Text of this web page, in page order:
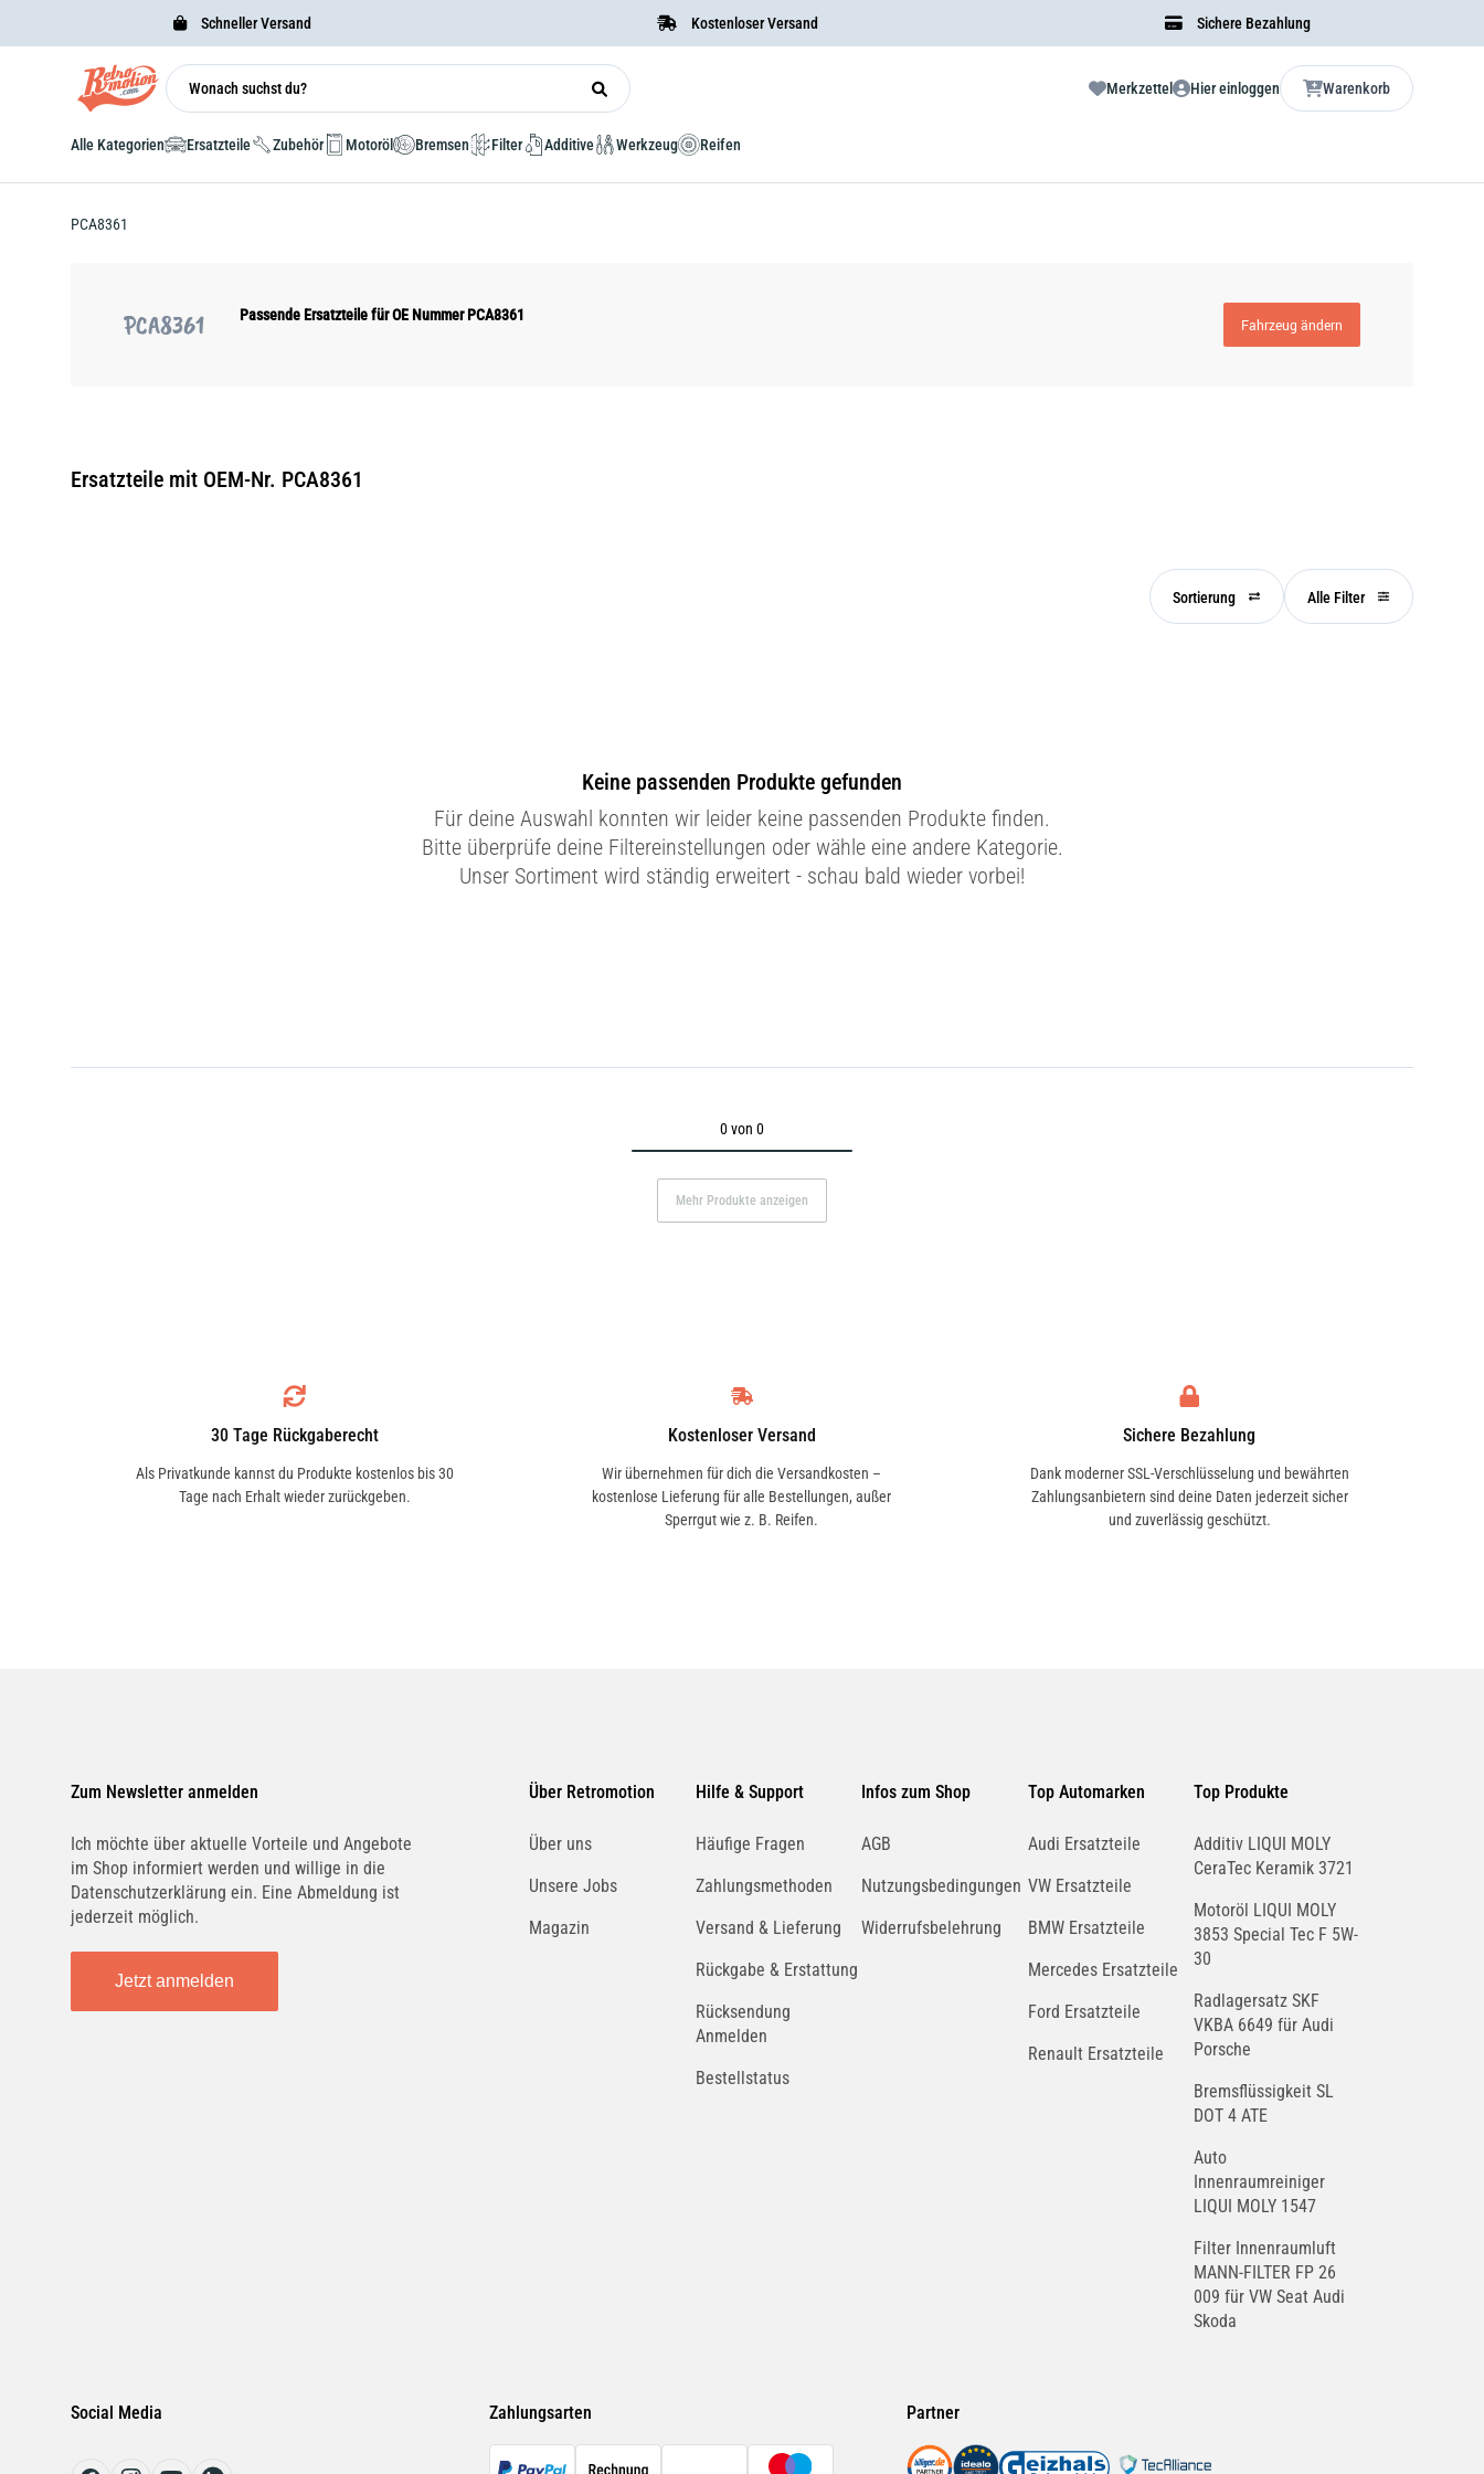
Schneller Versand Kostenloser Versand Sichere Bezahlung
Merkzettel Hier einloggen Warenkorb
Alle Kategorien Ersatzteile Zubehör Motoröl Bremsen Filter Additive Werkzeug Reifen
PCA8361
PCA8361 Passende Ersatzteile für OE Nummer PCA8361
Fahrzeug ändern
Ersatzteile mit OEM-Nr. PCA8361
Sortierung Alle Filter
Keine passenden Produkte gefunden
Für deine Auswahl konnten wir leider keine passenden Produkte finden.
Bitte überprüfe deine Filtereinstellungen oder wähle eine andere Kategorie.
Unser Sortiment wird ständig erweitert - schau bald wieder vorbei!
0 von 0
Mehr Produkte anzeigen
30 Tage Rückgaberecht
Als Privatkunde kannst du Produkte kostenlos bis 30
Tage nach Erhalt wieder zurückgeben.
Kostenloser Versand
Wir übernehmen für dich die Versandkosten –
kostenlose Lieferung für alle Bestellungen, außer
Sperrgut wie z. B. Reifen.
Sichere Bezahlung
Dank moderner SSL-Verschlüsselung und bewährten
Zahlungsanbietern sind deine Daten jederzeit sicher
und zuverlässig geschützt.
Zum Newsletter anmelden
Ich möchte über aktuelle Vorteile und Angebote
im Shop informiert werden und willige in die
Datenschutzerklärung ein. Eine Abmeldung ist
jederzeit möglich.
Jetzt anmelden
Über Retromotion
Über uns
Unsere Jobs
Magazin
Hilfe & Support
Häufige Fragen
Zahlungsmethoden
Versand & Lieferung
Rückgabe & Erstattung
Rücksendung
Anmelden
Bestellstatus
Infos zum Shop
AGB
Nutzungsbedingungen
Widerrufsbelehrung
Top Automarken
Audi Ersatzteile
VW Ersatzteile
BMW Ersatzteile
Mercedes Ersatzteile
Ford Ersatzteile
Renault Ersatzteile
Top Produkte
Additiv LIQUI MOLY
CeraTec Keramik 3721
Motoröl LIQUI MOLY
3853 Special Tec F 5W-
30
Radlagersatz SKF
VKBA 6649 für Audi
Porsche
Bremsflüssigkeit SL
DOT 4 ATE
Auto
Innenraumreiniger
LIQUI MOLY 1547
Filter Innenraumluft
MANN-FILTER FP 26
009 für VW Seat Audi
Skoda
Social Media Zahlungsarten Partner